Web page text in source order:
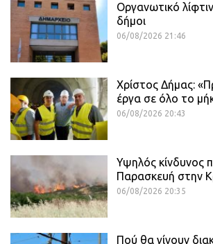
Οργανωτικό
δήμοι
06/08/2026 21:46
Χρίστος Δήμας:
έργα σε όλο το
06/08/2026 20:43
Υψηλός κίνδυνος
Παρασκευή στην
06/08/2026 20:35
Πού θα γίνουν